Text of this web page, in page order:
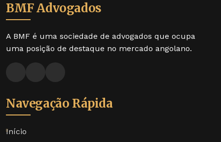
BMF Advogados
A BMF é uma sociedade de advogados que ocupa
uma posição de destaque no mercado angolano.
Navegação Rápida
Início